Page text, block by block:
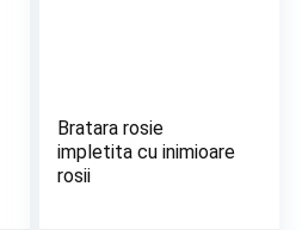
Bratara rosie
impletita cu inimioare
rosii